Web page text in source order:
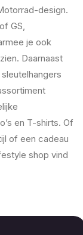
design.
GS,
je ook
Daarnaast
en T-shirts. Of
of een cadeau
shop vind